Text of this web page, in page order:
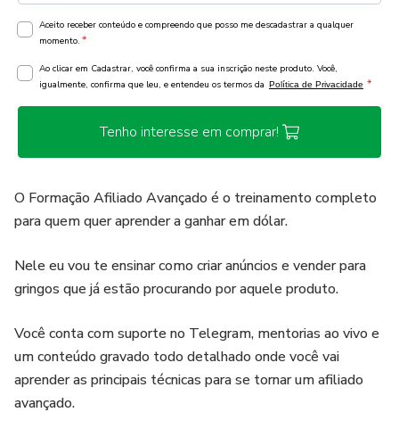
Aceito receber conteúdo e compreendo que posso me descadastrar a qualquer
momento. *
Ao clicar em Cadastrar, você confirma a sua inscrição neste produto. Você,
igualmente, confirma que leu, e entendeu os termos da Política de Privacidade *
Tenho interesse em comprar!
O Formação Afiliado Avançado é o treinamento completo
para quem quer aprender a ganhar em dólar.
Nele eu vou te ensinar como criar anúncios e vender para
gringos que já estão procurando por aquele produto.
Você conta com suporte no Telegram, mentorias ao vivo e
um conteúdo gravado todo detalhado onde você vai
aprender as principais técnicas para se tornar um afiliado
avançado.